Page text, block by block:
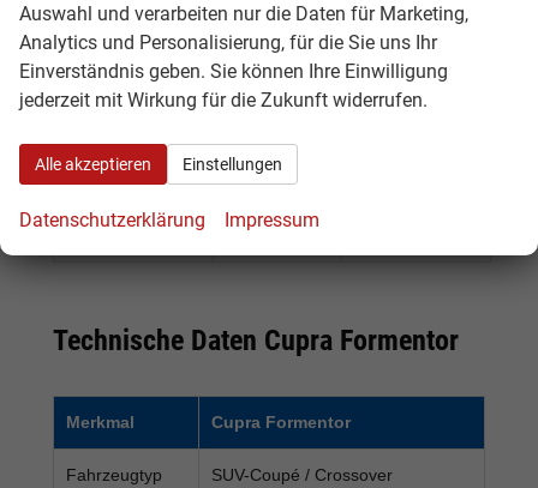
Angebot mit
Rabatt suchen
Cupra
Vorlauffahrzeug
Neuwagen
Käufer, die sich
Technische Daten Cupra Formentor
Merkmal Cupra Formentor
Fahrzeugtyp SUV-Coupé / Crossover
Auswahl und verarbeiten nur die Daten für Marketing,
Analytics und Personalisierung, für die Sie uns Ihr
Einverständnis geben. Sie können Ihre Einwilligung
jederzeit mit Wirkung für die Zukunft widerrufen.
Alle akzeptieren Einstellungen
Datenschutzerklärung Impressum